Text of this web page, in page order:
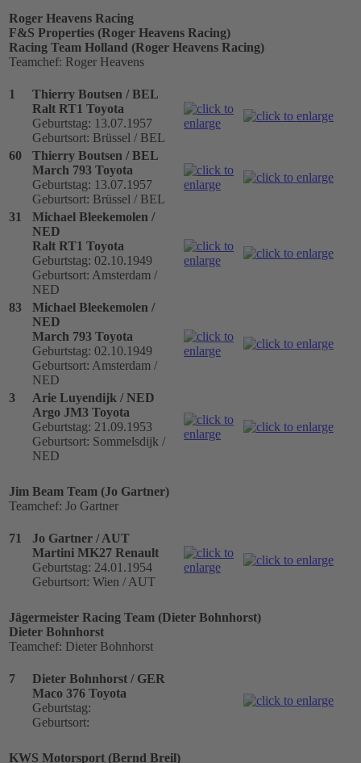
Roger Heavens Racing
F&S Properties (Roger Heavens Racing)
Racing Team Holland (Roger Heavens Racing)
Teamchef: Roger Heavens
1
Thierry Boutsen / BEL
Ralt RT1 Toyota
Geburtstag: 13.07.1957
Geburtsort: Brüssel / BEL
60
Thierry Boutsen / BEL
March 793 Toyota
Geburtstag: 13.07.1957
Geburtsort: Brüssel / BEL
31
Michael Bleekemolen /
NED
Ralt RT1 Toyota
Geburtstag: 02.10.1949
Geburtsort: Amsterdam /
NED
83
Michael Bleekemolen /
NED
March 793 Toyota
Geburtstag: 02.10.1949
Geburtsort: Amsterdam /
NED
3
Arie Luyendijk / NED
Argo JM3 Toyota
Geburtstag: 21.09.1953
Geburtsort: Sommelsdijk /
NED
Jim Beam Team (Jo Gartner)
Teamchef: Jo Gartner
71
Jo Gartner / AUT
Martini MK27 Renault
Geburtstag: 24.01.1954
Geburtsort: Wien / AUT
Jägermeister Racing Team (Dieter Bohnhorst)
Dieter Bohnhorst
Teamchef: Dieter Bohnhorst
7
Dieter Bohnhorst / GER
Maco 376 Toyota
Geburtstag:
Geburtsort:
KWS Motorsport (Bernd Breil)